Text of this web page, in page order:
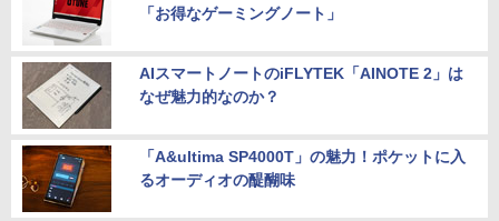
「お得なゲーミングノート」
AIスマートノートのiFLYTEK「AINOTE 2」は
なぜ魅力的なのか？
「A&ultima SP4000T」の魅力！ポケットに入
るオーディオの醍醐味